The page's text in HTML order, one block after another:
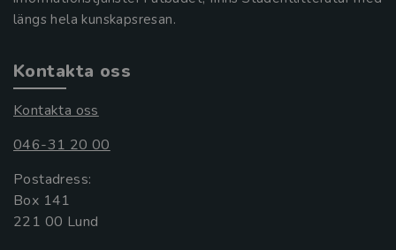
längs hela kunskapsresan.
Kontakta oss
Kontakta oss
046-31 20 00
Postadress:
Box 141
221 00 Lund